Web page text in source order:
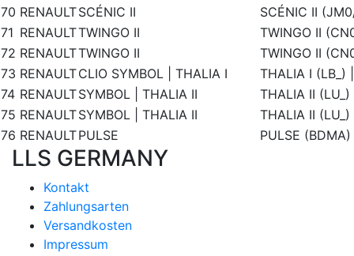
70 RENAULTSCÉNIC II
SCÉNIC II
71 RENAULTTWINGO II
TWINGO II
72 RENAULTTWINGO II
TWINGO II
73 RENAULTCLIO SYMBOL | THALIA I
THALIA I (LB_)
74 RENAULTSYMBOL | THALIA II
THALIA II
75 RENAULTSYMBOL | THALIA II
THALIA II
76 RENAULTPULSE PULSE (BDMA)
LLS GERMANY
Kontakt
Zahlungsarten
Versandkosten
Impressum